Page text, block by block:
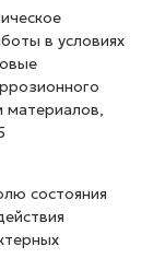
в условиях
материалов,
состояния